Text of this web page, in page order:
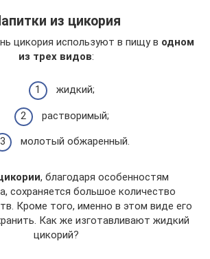
из цикория
цикория используют в пищу в одном
из трех видов:
жидкий;
растворимый;
молотый обжаренный.
, благодаря особенностям
сохраняется большое количество
Кроме того, именно в этом виде его
Как же изготавливают жидкий
цикорий?